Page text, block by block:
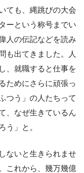
ても、縄跳びの大会
ーという称号までい
人の伝記などを読み
も出てきました。人
、就職すると仕事を
ためにさらに頑張っ
つう」の人たちって
、なぜ生きているん
う」と。
ないと生きられませ
これから、幾万幾億